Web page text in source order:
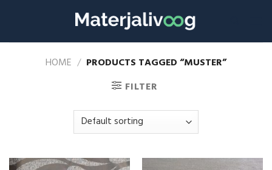
HOME / PRODUCTS TAGGED “MUSTER”
FILTER